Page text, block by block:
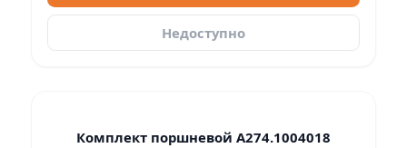
Недоступно
Комплект поршневой А274.1004018